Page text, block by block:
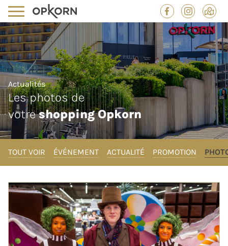
Actualités
Les photos de
votreshopping Opkorn
TOUT VOIR ÉVÉNEMENT ACTUALITÉ PROMOTION